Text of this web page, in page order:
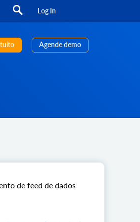
Log In
Agende demo
de feed de dados